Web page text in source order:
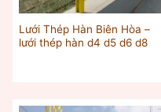
Lưới Thép Hàn Biên Hòa –
lưới thép hàn d4 d5 d6 d8